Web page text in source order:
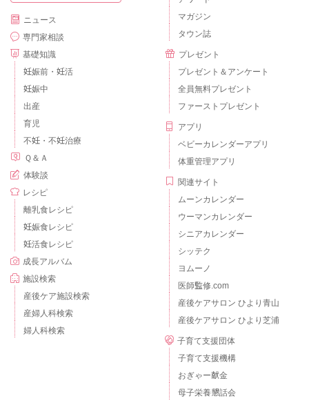
ニュース
専門家相談
基礎知識
妊娠前・妊活
妊娠中
出産
育児
不妊・不妊治療
Ｑ＆Ａ
体験談
レシピ
離乳食レシピ
妊娠食レシピ
妊活食レシピ
成長アルバム
施設検索
産後ケア施設検索
産婦人科検索
婦人科検索
マガジン
タウン誌
プレゼント
プレゼント＆アンケート
全員無料プレゼント
ファーストプレゼント
アプリ
ベビーカレンダーアプリ
体重管理アプリ
関連サイト
ムーンカレンダー
ウーマンカレンダー
シニアカレンダー
シッテク
ヨムーノ
医師監修.com
産後ケアサロン ひより青山
産後ケアサロン ひより芝浦
子育て支援団体
子育て支援機構
おぎゃー献金
母子栄養懇話会